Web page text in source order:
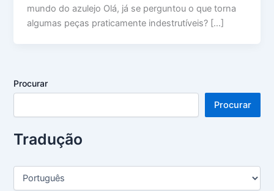
mundo do azulejo Olá, já se perguntou o que torna
algumas peças praticamente indestrutíveis? […]
Procurar
Procurar
Tradução